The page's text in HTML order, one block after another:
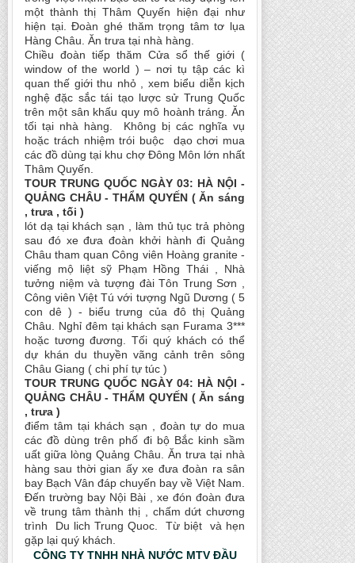
một thành thị Thâm Quyến hiện đại như
hiện tại. Đoàn ghé thăm trọng tâm tơ lụa
Hàng Châu. Ăn trưa tại nhà hàng.
Chiều đoàn tiếp thăm Cửa sổ thế giới (
window of the world ) – nơi tụ tập các kì
quan thế giới thu nhỏ , xem biểu diễn kịch
nghệ đặc sắc tái tạo lược sử Trung Quốc
trên một sân khấu quy mô hoành tráng. Ăn
tối tại nhà hàng. Không bị các nghĩa vụ
hoặc trách nhiệm trói buộc dạo chơi mua
các đồ dùng tại khu chợ Đông Môn lớn nhất
Thâm Quyến.
TOUR TRUNG QUỐC NGÀY 03: HÀ NỘI -
QUẢNG CHÂU - THẨM QUYẾN ( Ăn sáng
, trưa , tối )
lót dạ tại khách sạn , làm thủ tục trả phòng
sau đó xe đưa đoàn khởi hành đi Quảng
Châu tham quan Công viên Hoàng granite -
viếng mộ liệt sỹ Phạm Hồng Thái , Nhà
tưởng niệm và tượng đài Tôn Trung Sơn ,
Công viên Việt Tú với tượng Ngũ Dương ( 5
con dê ) - biểu trưng của đô thị Quảng
Châu. Nghỉ đêm tại khách sạn Furama 3***
hoặc tương đương. Tối quý khách có thể
dự khán du thuyền vãng cảnh trên sông
Châu Giang ( chi phí tự túc )
TOUR TRUNG QUỐC NGÀY 04: HÀ NỘI -
QUẢNG CHÂU - THẨM QUYẾN ( Ăn sáng
, trưa )
điểm tâm tại khách sạn , đoàn tự do mua
các đồ dùng trên phố đi bộ Bắc kinh sầm
uất giữa lòng Quảng Châu. Ăn trưa tại nhà
hàng sau thời gian ấy xe đưa đoàn ra sân
bay Bạch Vân đáp chuyến bay về Việt Nam.
Đến trường bay Nội Bài , xe đón đoàn đưa
về trung tâm thành thị , chấm dứt chương
trình Du lich Trung Quoc. Từ biệt và hẹn
gặp lại quý khách.
CÔNG TY TNHH NHÀ NƯỚC MTV ĐẦU